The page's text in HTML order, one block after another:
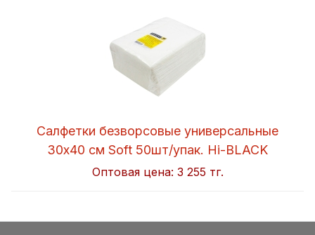
Салфетки безворсовые универсальные
30x40 см Soft 50шт/упак. Hi-BLACK
Оптовая цена: 3 255 тг.